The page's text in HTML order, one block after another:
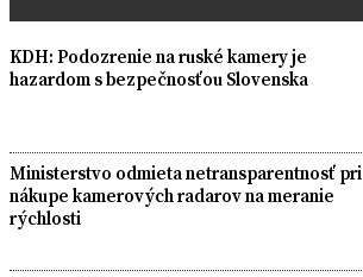
KDH: Podozrenie na ruské kamery je
hazardom s bezpečnosťou Slovenska
Ministerstvo odmieta netransparentnosť pri
nákupe kamerových radarov na meranie
rýchlosti